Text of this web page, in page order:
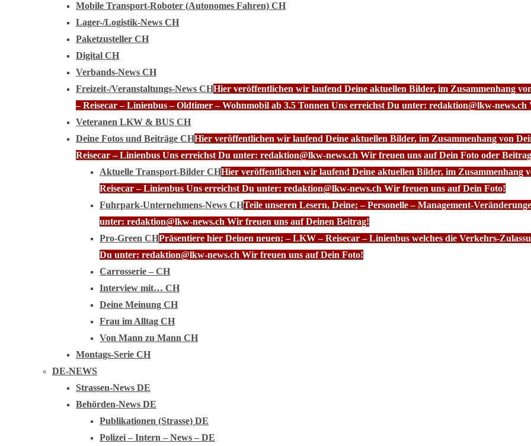
Mobile Transport-Roboter (Autonomes Fahren) CH
Lager-/Logistik-News CH
Paketzusteller CH
Digital CH
Verbands-News CH
Freizeit-/Veranstaltungs-News CHHier veröffentlichen wir laufend Deine aktuellen Bilder, im Zusammenhang
– Reisecar – Linienbus – Oldtimer – Wohnmobil ab 3.5 Tonnen Uns erreichst Du unter: redaktion@lkw-
Veteranen LKW & BUS CH
Deine Fotos und Beiträge CHHier veröffentlichen wir laufend Deine aktuellen Bilder, im Zusammenhang von
Reisecar – Linienbus Uns erreichst Du unter: redaktion@lkw-news.ch Wir freuen uns auf Dein Foto oder
Aktuelle Transport-Bilder CHHier veröffentlichen wir laufend Deine aktuellen Bilder, im
Reisecar – Linienbus Uns erreichst Du unter: redaktion@lkw-news.ch Wir freuen uns auf Dein Foto!
Fuhrpark-Unternehmens-News CHTeile unseren Lesern, Deine; – Personelle – Management-
unter: redaktion@lkw-news.ch Wir freuen uns auf Deinen Beitrag!
Pro-Green CHPräsentiere hier Deinen neuen; – LKW – Reisecar – Linienbus welches die Verkehrs-
Du unter: redaktion@lkw-news.ch Wir freuen uns auf Dein Foto!
Carrosserie – CH
Interview mit… CH
Deine Meinung CH
Frau im Alltag CH
Von Mann zu Mann CH
Montags-Serie CH
DE-NEWS
Strassen-News DE
Behörden-News DE
Publikationen (Strasse) DE
Polizei – Intern – News – DE